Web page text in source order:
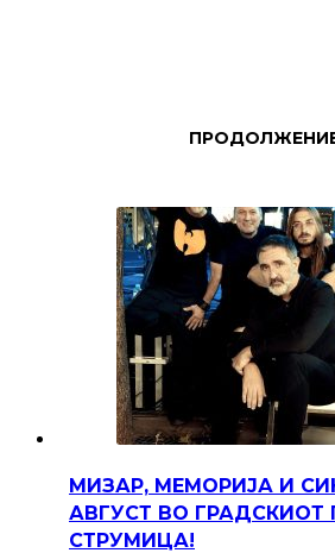
МИЗАР, МЕМОРИЈА И
АВГУСТ ВО ГРАДСКИОТ
СТРУМИЦА!